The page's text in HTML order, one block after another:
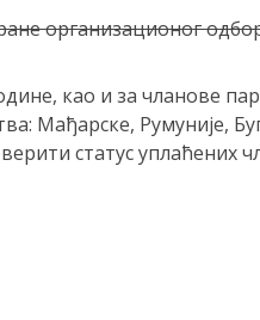
организационог
као и за чланове
Мађарске, Румуније,
статус уплаћених